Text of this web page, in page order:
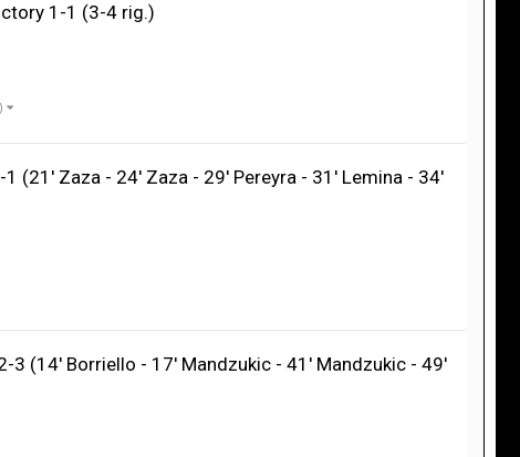
1-1 (3-4 rig.)
(21' Zaza - 24' Zaza - 29' Pereyra - 31' Lemina - 34'
3 (14' Borriello - 17' Mandzukic - 41' Mandzukic - 49'